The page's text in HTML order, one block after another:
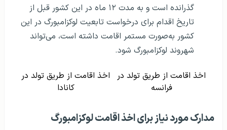
گذرانده است و به مدت ۱۲ ماه در این کشور قبل از
تاریخ اقدام برای درخواست تابعیت لوکزامبورگ در این
کشور به‌صورت مستمر اقامت داشته است، می‌تواند
شهروند لوکزامبورگ شود.
اخذ اقامت از طریق تولد در
فرانسه
اخذ اقامت از طریق تولد در
کانادا
مدارک مورد نیاز برای اخذ اقامت لوکزامبورگ